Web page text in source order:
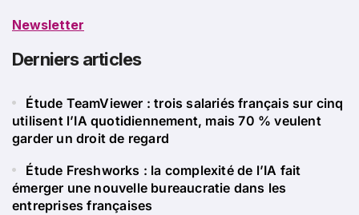
Newsletter
Derniers articles
Étude TeamViewer : trois salariés français sur cinq
utilisent l’IA quotidiennement, mais 70 % veulent
garder un droit de regard
Étude Freshworks : la complexité de l’IA fait
émerger une nouvelle bureaucratie dans les
entreprises françaises